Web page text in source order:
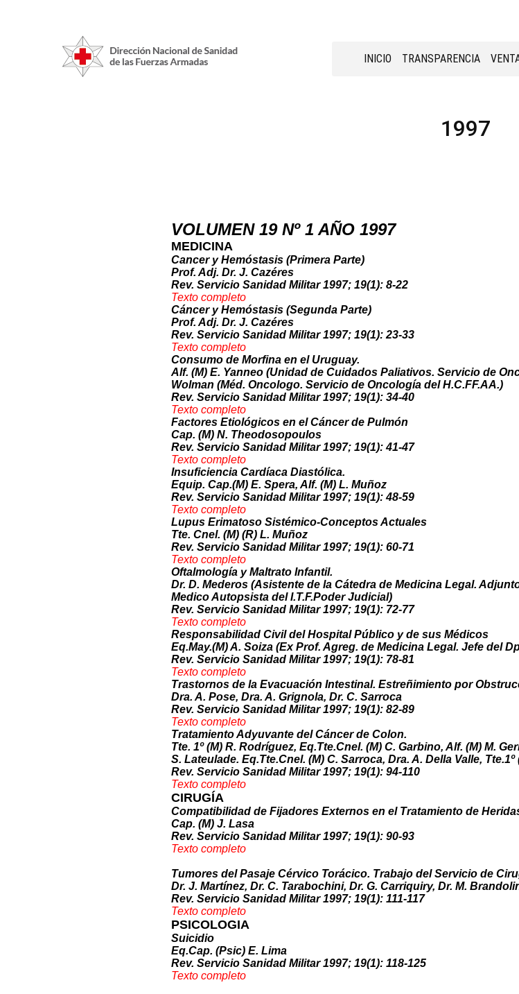
INICIO TRANSPARENCIA
1997
VOLUMEN 19 Nº 1 AÑO 1997
MEDICINA
Cancer y Hemóstasis (Primera Parte)
Prof. Adj. Dr. J. Cazéres
Rev. Servicio Sanidad Militar 1997; 19(1): 8-22
Texto completo
Cáncer y Hemóstasis (Segunda Parte)
Prof. Adj. Dr. J. Cazéres
Rev. Servicio Sanidad Militar 1997; 19(1): 23-33
Texto completo
Consumo de Morfina en el Uruguay.
Alf. (M) E. Yanneo (Unidad de Cuidados Paliativos. Servicio de
Wolman (Méd. Oncologo. Servicio de Oncología del H.C.FF.AA.)
Rev. Servicio Sanidad Militar 1997; 19(1): 34-40
Texto completo
Factores Etiológicos en el Cáncer de Pulmón
Cap. (M) N. Theodosopoulos
Rev. Servicio Sanidad Militar 1997; 19(1): 41-47
Texto completo
Insuficiencia Cardíaca Diastólica.
Equip. Cap.(M) E. Spera, Alf. (M) L. Muñoz
Rev. Servicio Sanidad Militar 1997; 19(1): 48-59
Texto completo
Lupus Erimatoso Sistémico-Conceptos Actuales
Tte. Cnel. (M) (R) L. Muñoz
Rev. Servicio Sanidad Militar 1997; 19(1): 60-71
Texto completo
Oftalmología y Maltrato Infantil.
Dr. D. Mederos (Asistente de la Cátedra de Medicina Legal.
Medico Autopsista del I.T.F.Poder Judicial)
Rev. Servicio Sanidad Militar 1997; 19(1): 72-77
Texto completo
Responsabilidad Civil del Hospital Público y de sus Médicos
Eq.May.(M) A. Soiza (Ex Prof. Agreg. de Medicina Legal. Jefe del
Rev. Servicio Sanidad Militar 1997; 19(1): 78-81
Texto completo
Trastornos de la Evacuación Intestinal. Estreñimiento por
Dra. A. Pose, Dra. A. Grignola, Dr. C. Sarroca
Rev. Servicio Sanidad Militar 1997; 19(1): 82-89
Texto completo
Tratamiento Adyuvante del Cáncer de Colon.
Tte. 1º (M) R. Rodríguez, Eq.Tte.Cnel. (M) C. Garbino, Alf. (M) M.
S. Lateulade. Eq.Tte.Cnel. (M) C. Sarroca, Dra. A. Della Valle,
Rev. Servicio Sanidad Militar 1997; 19(1): 94-110
Texto completo
CIRUGÍA
Compatibilidad de Fijadores Externos en el Tratamiento de
Cap. (M) J. Lasa
Rev. Servicio Sanidad Militar 1997; 19(1): 90-93
Texto completo
Tumores del Pasaje Cérvico Torácico. Trabajo del Servicio de
Dr. J. Martínez, Dr. C. Tarabochini, Dr. G. Carriquiry, Dr. M.
Rev. Servicio Sanidad Militar 1997; 19(1): 111-117
Texto completo
PSICOLOGIA
Suicidio
Eq.Cap. (Psic) E. Lima
Rev. Servicio Sanidad Militar 1997; 19(1): 118-125
Texto completo